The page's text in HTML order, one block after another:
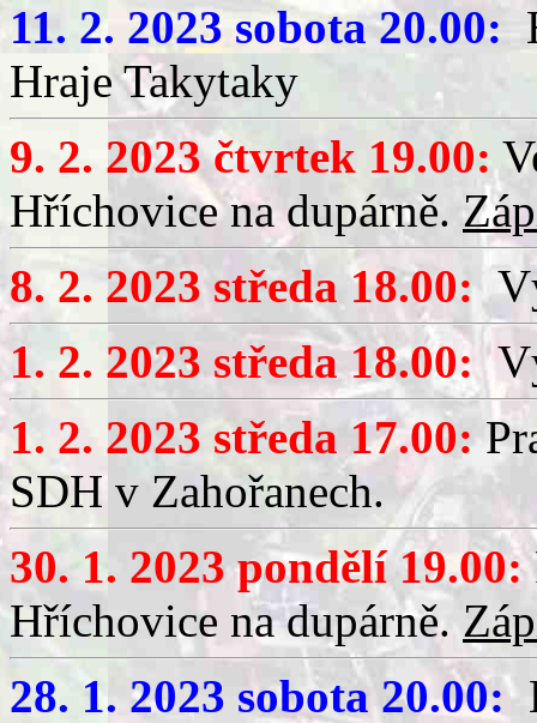
11. 2. 2023 sobota 20.00:
Hraje Takytaky
9. 2. 2023 čtvrtek 19.00:
Hříchovice na dupárně.
8. 2. 2023 středa 18.00:
1. 2. 2023 středa 18.00:
1. 2. 2023 středa 17.00:
SDH v Zahořanech.
30. 1. 2023 pondělí 19.00:
Hříchovice na dupárně.
28. 1. 2023 sobota 20.00: